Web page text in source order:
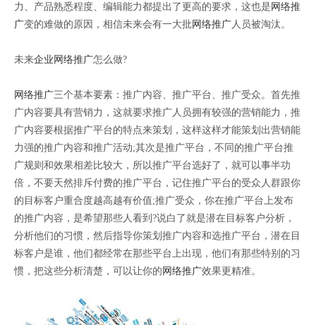
力、产品熟悉程度、编辑能力都提出了更高的要求，这也是网络推
广变的难做的原因，相信未来会有一大批网络推广 人员被淘汰。
未来企业网络推广怎么做?
网络推广三个基本要素：推广内容、推广平台、推广受众。首先推
广内容要具有营销力，这就要求推广人员拥有较强的营销能力，推
广内容要根据推广平台的特点来策划，这样这样才能策划出营销能
力强的推广内容和推广活动;其次是推广平台，不同的推广平台推
广规则和效果相差比较大，所以推广平台选好了，就可以事半功
倍，不要天然排斥付费的推广平台，记住推广平台的受众人群跟你
的目标客户重合度越高越有价值;推广受众，你在推广平台上发布
的推广内容，是希望那些人看到?说白了就是潜在目标客户分析，
分析他们的习惯，然后指导你策划推广内容和选推广平台，潜在目
标客户是谁，他们都经常在那些平台上出现，他们有那些特别的习
惯，把这些分析清楚，可以让你的网络推广效果更精准。